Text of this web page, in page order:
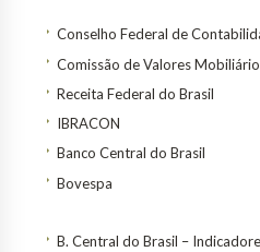
Conselho Federal de
Comissão de Valores
Receita Federal do Brasil
IBRACON
Banco Central do Brasil
Bovespa
B. Central do Brasil –